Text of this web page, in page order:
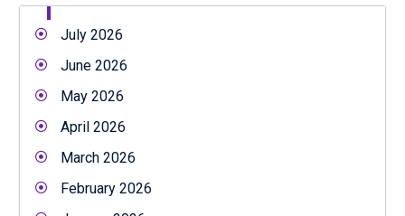
July 2026
June 2026
May 2026
April 2026
March 2026
February 2026